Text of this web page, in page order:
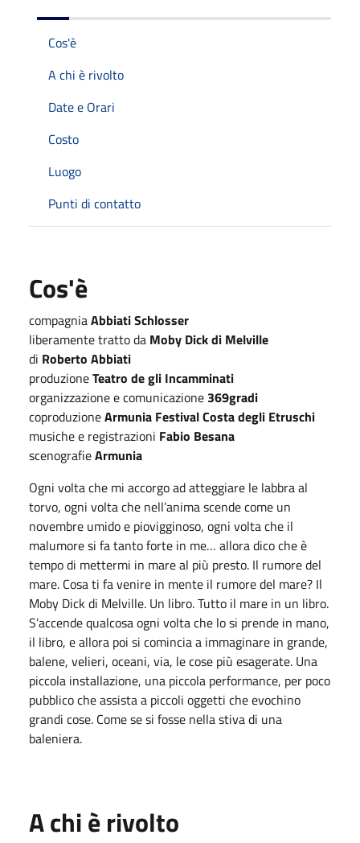
Cos'è
A chi è rivolto
Date e Orari
Costo
Luogo
Punti di contatto
Cos'è
compagniaAbbiati Schlosser
liberamente tratto da Moby Dick di Melville
di Roberto Abbiati
produzioneTeatro de gli Incamminati
organizzazione e comunicazione 369gradi
coproduzioneArmunia Festival Costa degli Etruschi
musiche e registrazioni Fabio Besana
scenografieArmunia
Ogni volta che mi accorgo ad atteggiare le labbra al
torvo, ogni volta che nell’anima scende come un
novembre umido e piovigginoso, ogni volta che il
malumore si fa tanto forte in me… allora dico che è
tempo di mettermi in mare al più presto. Il rumore del
mare. Cosa ti fa venire in mente il rumore del mare? Il
Moby Dick di Melville. Un libro. Tutto il mare in un libro.
S’accende qualcosa ogni volta che lo si prende in mano,
il libro, e allora poi si comincia a immaginare in grande,
balene, velieri, oceani, via, le cose più esagerate. Una
piccola installazione, una piccola performance, per poco
pubblico che assista a piccoli oggetti che evochino
grandi cose. Come se si fosse nella stiva di una
baleniera.
A chi è rivolto